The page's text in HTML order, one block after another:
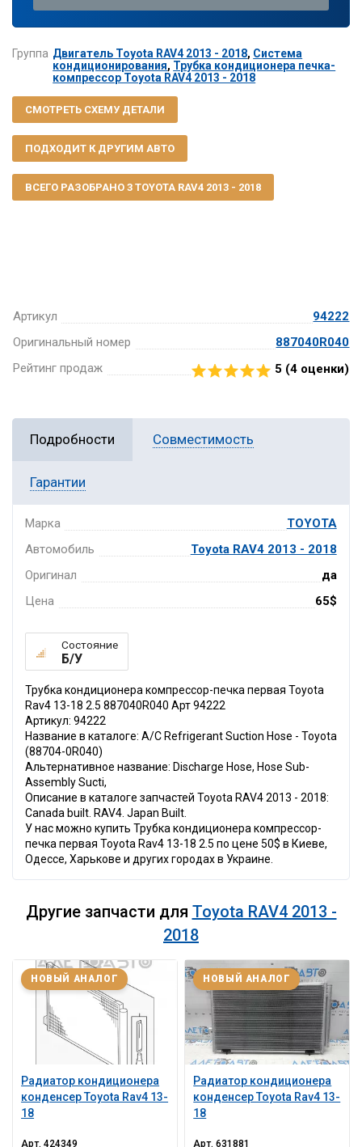
Артикул
94222
Оригинальный номер
887040R040
Рейтинг продаж
5 (4 оценки)
Группа Двигатель Toyota RAV4 2013 - 2018, Система
кондиционирования, Трубка кондиционера печка-
компрессор Toyota RAV4 2013 - 2018
СМОТРЕТЬ СХЕМУ ДЕТАЛИ
ПОДХОДИТ К ДРУГИМ АВТО
ВСЕГО РАЗОБРАНО 3 TOYOTA RAV4 2013 - 2018
Подробности Совместимость
Гарантии
Марка
TOYOTA
Автомобиль
Toyota RAV4 2013 - 2018
Оригинал
да
Цена
65$
Состояние
Б/У
Трубка кондиционера компрессор-печка первая Toyota
Rav4 13-18 2.5 887040R040 Арт 94222
Артикул: 94222
Название в каталоге: A/C Refrigerant Suction Hose - Toyota
(88704-0R040)
Альтернативное название: Discharge Hose, Hose Sub-
Assembly Sucti,
Описание в каталоге запчастей Toyota RAV4 2013 - 2018:
Canada built. RAV4. Japan Built.
У нас можно купить Трубка кондиционера компрессор-
печка первая Toyota Rav4 13-18 2.5 по цене 50$ в Киеве,
Одессе, Харькове и других городах в Украине.
Другие запчасти для Toyota RAV4 2013 -
2018
Радиатор кондиционера
конденсер Toyota Rav4 13-
18
НОВЫЙ АНАЛОГ
Арт.424349
Радиатор кондиционера
конденсер Toyota Rav4 13-
18
НОВЫЙ АНАЛОГ
Арт.631881